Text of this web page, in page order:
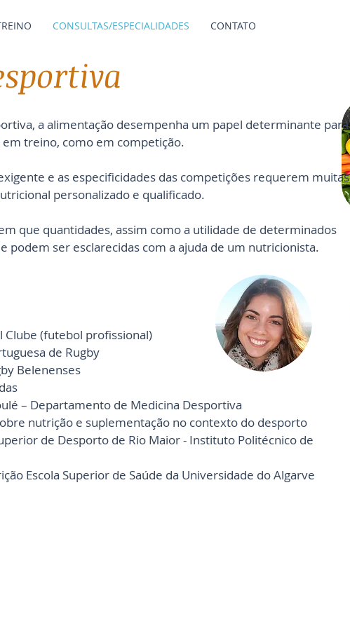
CONSULTAS/ESPECIALIDADES CONTATO
a alimentação desempenha um papel determinante para
treino, como em competição.
e as especificidades das competições requerem muitas
personalizado e qualificado.
que quantidades, assim como a utilidade de determinados
podem ser esclarecidas com a ajuda de um nutricionista.
(futebol profissional)
de Rugby
Belenenses
– Departamento de Medicina Desportiva
nutrição e suplementação no contexto do desporto
de Desporto de Rio Maior - Instituto Politécnico de
Escola Superior de Saúde da Universidade do Algarve